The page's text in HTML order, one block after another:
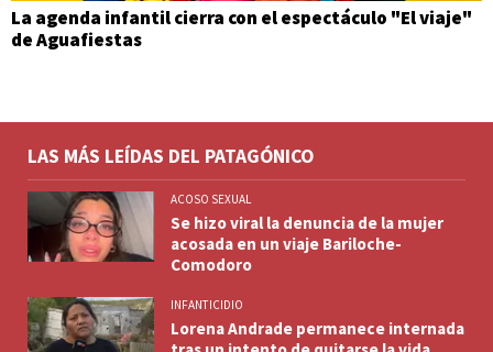
La agenda infantil cierra con el espectáculo "El viaje"
de Aguafiestas
LAS MÁS LEÍDAS DEL PATAGÓNICO
ACOSO SEXUAL
Se hizo viral la denuncia de la mujer
acosada en un viaje Bariloche-
Comodoro
INFANTICIDIO
Lorena Andrade permanece internada